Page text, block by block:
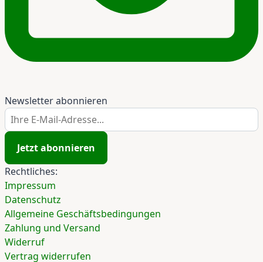
Newsletter abonnieren
Ihre E-Mail-Adresse...
Jetzt abonnieren
Rechtliches:
Impressum
Datenschutz
Allgemeine Geschäftsbedingungen
Zahlung und Versand
Widerruf
Vertrag widerrufen